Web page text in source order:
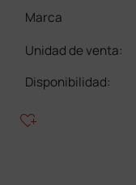
Marca
Unidad de venta:
Disponibilidad:
heart_plus